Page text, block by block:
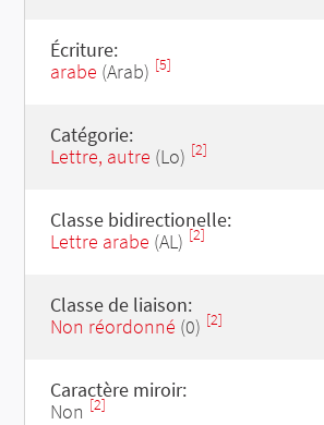
Écriture:
arabe (Arab) [5]
Catégorie:
Lettre, autre (Lo) [2]
Classe bidirectionelle:
Lettre arabe (AL) [2]
Classe de liaison:
Non réordonné (0) [2]
Caractère miroir:
Non [2]